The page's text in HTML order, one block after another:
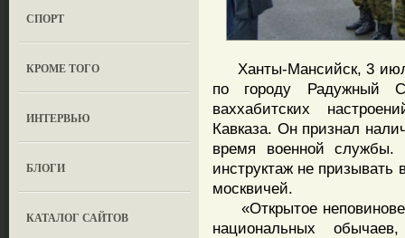
СПОРТ
КРОМЕ ТОГО
ИНТЕРВЬЮ
БЛОГИ
КАТАЛОГ САЙТОВ
Ханты-Мансийск, 3
по городу Радужный
ваххабитских
Кавказа. Он признал
время военной
инструктаж не
москвичей.
«Открытое
национальных